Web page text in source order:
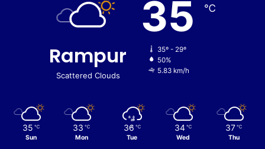
Rampur
Scattered Clouds
35 ℃
35º - 29º
50%
5.83 km/h
35 ℃
Sun
33 ℃
Mon
36 ℃
Tue
34 ℃
Wed
37 ℃
Thu